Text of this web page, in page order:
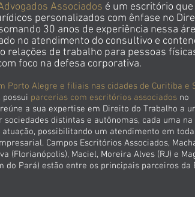
Associados é um escritório
personalizados com ênfase no
30 anos de experiência nessa
no atendimento do consultivo e
relações de trabalho para pessoas
foco na defesa corporativa.
Porto Alegre e filiais nas cidades de Curitiba e
possui parcerias com escritórios associados no
a sua expertise em Direito do Trabalho a
sociedades distintas e autônomas, cada uma na
possibilitando um atendimento em
Campos Escritórios Associados,
(Florianópolis), Maciel, Moreira Alves (RJ) e
do Pará) estão entre os principais parceiros da